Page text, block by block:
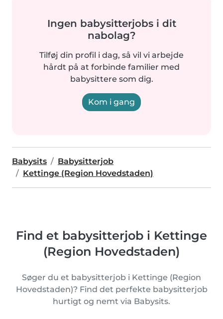
Ingen babysitterjobs i dit
nabolag?
Tilføj din profil i dag, så vil vi arbejde
hårdt på at forbinde familier med
babysittere som dig.
Kom i gang
Babysits
Babysitterjob
Kettinge (Region Hovedstaden)
Find et babysitterjob i Kettinge
(Region Hovedstaden)
Søger du et babysitterjob i Kettinge (Region
Hovedstaden)? Find det perfekte babysitterjob
hurtigt og nemt via Babysits.